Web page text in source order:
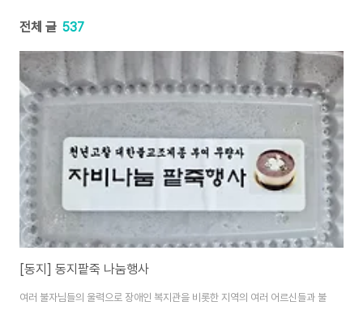
전체 글 537
[동지] 동지팥죽 나눔행사
여러 불자님들의 울력으로 장애인 복지관을 비롯한 지역의 여러 어르신들과 불